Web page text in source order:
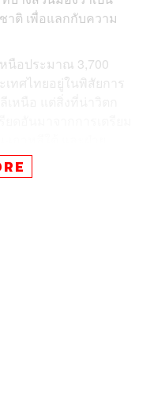
าติ เพื่อแลกกับความ
นือประมาณ 3,700
ทศไทยอยู่ในพิสัยการ